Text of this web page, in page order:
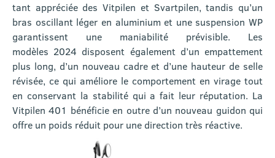
tant appréciée des Vitpilen et Svartpilen, tandis qu’un
bras oscillant léger en aluminium et une suspension WP
garantissent une maniabilité prévisible. Les
modèles 2024 disposent également d’un empattement
plus long, d’un nouveau cadre et d’une hauteur de selle
révisée, ce qui améliore le comportement en virage tout
en conservant la stabilité qui a fait leur réputation. La
Vitpilen 401 bénéficie en outre d’un nouveau guidon qui
offre un poids réduit pour une direction très réactive.